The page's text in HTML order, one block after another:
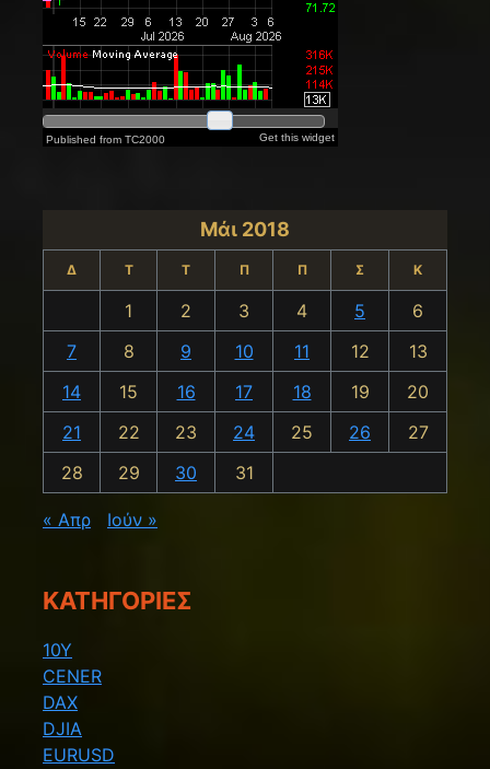
Μάι 2018
Δ Τ Τ Π Π Σ Κ
1 2 3 4 5
6
7
8 9 10 11 12
13
14
15 16 17 18 19
20
21
22 23 24 25 26
27
28
29 30 31
« Απρ Ιούν »
KΑΤΗΓΟΡΊΕΣ
10Y
CENER
DAX
DJIA
EURUSD